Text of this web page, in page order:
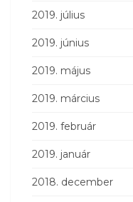
2019. július
2019. június
2019. május
2019. március
2019. február
2019. január
2018. december